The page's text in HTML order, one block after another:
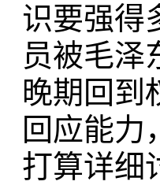
识要强得
员被毛泽
晚期回到
回应能力
打算详细